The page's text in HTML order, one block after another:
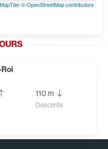
© OpenStreetMap contributors
110 m
Descente